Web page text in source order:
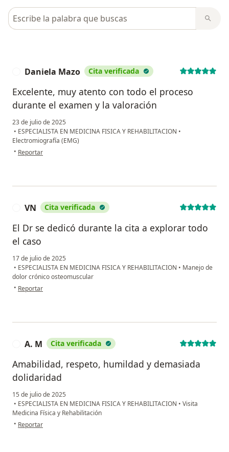
Busca en opiniones
Daniela Mazo Cita verificada
Excelente, muy atento con todo el proceso
durante el examen y la valoración
23 de julio de 2025
• ESPECIALISTA EN MEDICINA FISICA Y REHABILITACION •
Electromiografía (EMG)
• en opinión del usuario Daniela Mazo
Reportar
VN Cita verificada
El Dr se dedicó durante la cita a explorar todo
el caso
17 de julio de 2025
• ESPECIALISTA EN MEDICINA FISICA Y REHABILITACION • Manejo de
dolor crónico osteomuscular
• en opinión del usuario VN
Reportar
A. M Cita verificada
Amabilidad, respeto, humildad y demasiada
dolidaridad
15 de julio de 2025
• ESPECIALISTA EN MEDICINA FISICA Y REHABILITACION • Visita
Medicina Física y Rehabilitación
• en opinión del usuario A. M
Reportar